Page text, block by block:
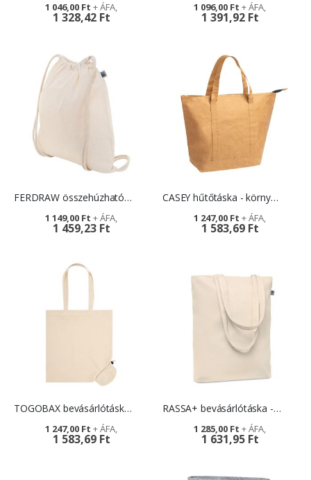
1 328,42 Ft
1 046,00 Ft
1 391,92 Ft
1 096,00 Ft
FERDRAW összehúzható hátizsák - emblémázással
1 459,23 Ft
1 149,00 Ft
CASEY hűtőtáska - környezetkímélő ajándék
1 583,69 Ft
1 247,00 Ft
TOGOBAX bevásárlótáska - reklámajándék logóval
1 583,69 Ft
1 247,00 Ft
RASSA+ bevásárlótáska - egyediesíthető ajándék
1 631,95 Ft
1 285,00 Ft